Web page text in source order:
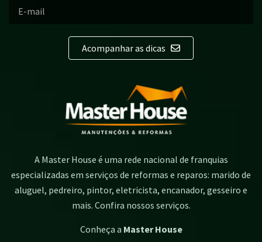
Acompanhar as dicas
A Master House é uma rede nacional de franquias
especializadas em serviços de reformas e reparos: marido de
aluguel, pedreiro, pintor, eletricista, encanador, gesseiro e
mais. Confira nossos serviços.
Conheça a Master House